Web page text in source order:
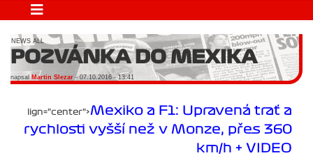
NEWS ALL
POZVÁNKA DO MEXIKA
napsal Martin Slezar - 07.10.2016 - 13:41
lign="center">Mexiko a F1: Upravená trať a
rychlosti vyšší než v Monze, přes 360
km/h + VIDEO